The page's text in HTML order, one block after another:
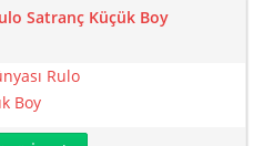
Satranç Küçük Boy